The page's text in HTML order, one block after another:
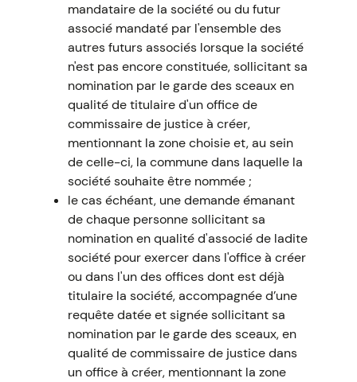
mandataire de la société ou du futur
associé mandaté par l'ensemble des
autres futurs associés lorsque la société
n'est pas encore constituée, sollicitant sa
nomination par le garde des sceaux en
qualité de titulaire d'un office de
commissaire de justice à créer,
mentionnant la zone choisie et, au sein
de celle-ci, la commune dans laquelle la
société souhaite être nommée ;
le cas échéant, une demande émanant
de chaque personne sollicitant sa
nomination en qualité d'associé de ladite
société pour exercer dans l'office à créer
ou dans l'un des offices dont est déjà
titulaire la société, accompagnée d’une
requête datée et signée sollicitant sa
nomination par le garde des sceaux, en
qualité de commissaire de justice dans
un office à créer, mentionnant la zone